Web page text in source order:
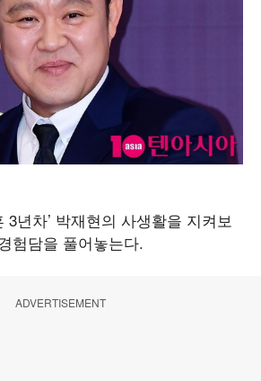
3년차’ 박재현의 사생활을 지켜보
험담을 풀어놓는다.
ADVERTISEMENT